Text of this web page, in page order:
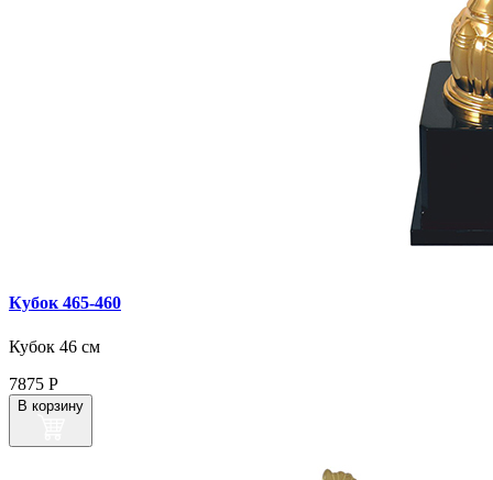
Кубок 465‑460
Кубок 46 см
7875 Р
В корзину